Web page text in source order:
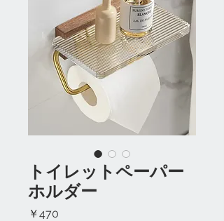
トイレットペーパー
ホルダー
￥470